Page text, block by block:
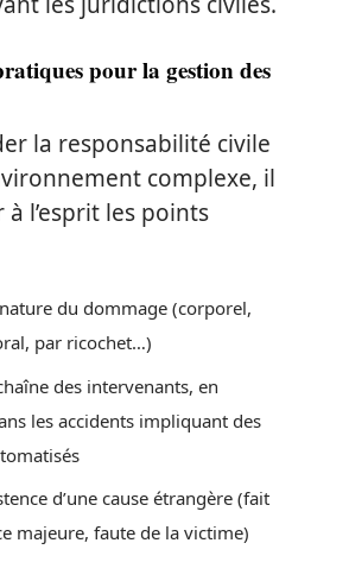
pour la gestion des
la responsabilité civile
complexe, il
l’esprit les points
du dommage (corporel,
par ricochet…)
des intervenants, en
les accidents impliquant des
d’une cause étrangère (fait
majeure, faute de la victime)